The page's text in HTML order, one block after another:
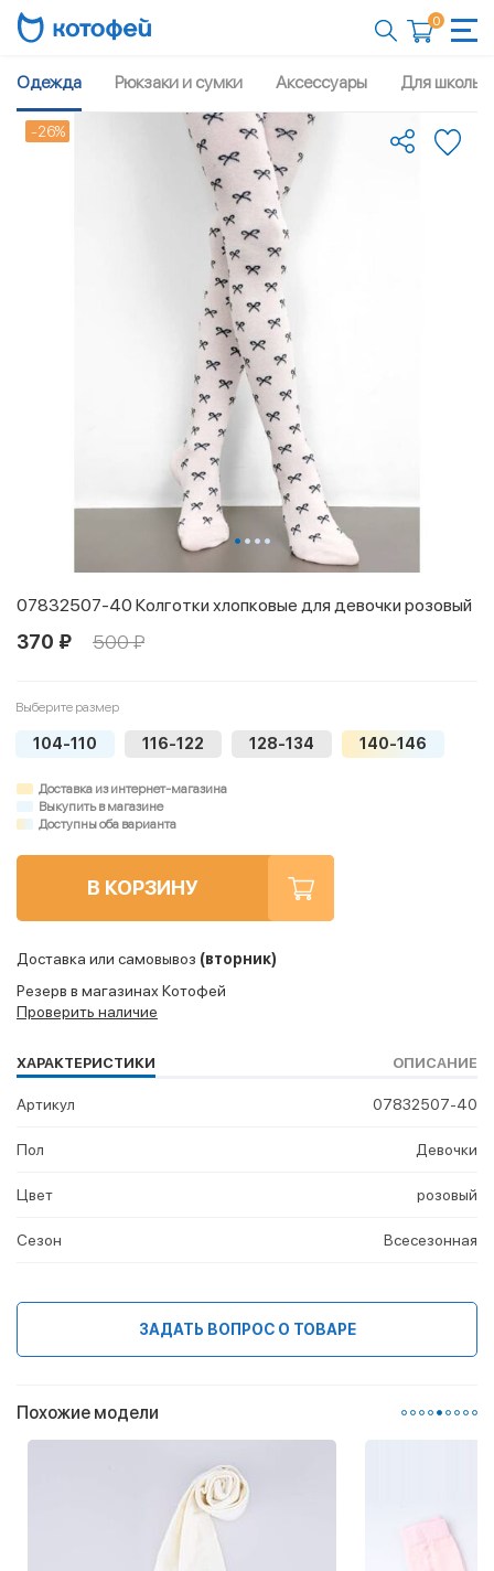
0
Одежда Рюкзаки и сумки Аксессуары Для школы
-26%
07832507-40 Колготки хлопковые для девочки розовый
370 ₽ 500 ₽
Выберите размер
104-110 116-122 128-134 140-146
Доставка из интернет-магазина
Выкупить в магазине
Доступны оба варианта
В КОРЗИНУ
Доставка или самовывоз (вторник)
Резерв в магазинах Котофей
Проверить наличие
ХАРАКТЕРИСТИКИ ОПИСАНИЕ
Артикул 07832507-40
Пол Девочки
Цвет розовый
Сезон Всесезонная
ЗАДАТЬ ВОПРОС О ТОВАРЕ
Похожие модели